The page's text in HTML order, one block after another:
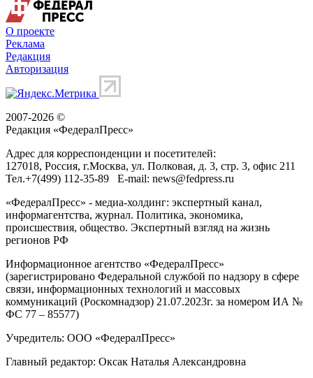
О проекте
Реклама
Редакция
Авторизация
2007-2026 ©
Редакция «ФедералПресс»
Адрес для корреспонденции и посетителей:
127018, Россия, г.Москва, ул. Полковая, д. 3, стр. 3, офис 211
Тел.+7(499) 112-35-89 E-mail: news@fedpress.ru
«ФедералПресс» - медиа-холдинг: экспертный канал,
информагентства, журнал. Политика, экономика,
происшествия, общество. Экспертный взгляд на жизнь
регионов РФ
Информационное агентство «ФедералПресс»
(зарегистрировано Федеральной службой по надзору в сфере
связи, информационных технологий и массовых
коммуникаций (Роскомнадзор) 21.07.2023г. за номером ИА №
ФС 77 – 85577)
Учредитель: ООО «ФедералПресс»
Главный редактор: Оксак Наталья Александровна